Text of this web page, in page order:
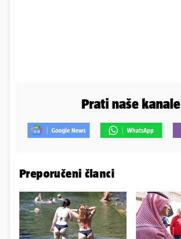
Prati naše kanale
Preporučeni članci